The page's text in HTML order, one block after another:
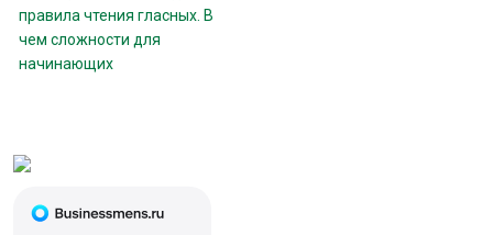
правила чтения гласных. В
чем сложности для
начинающих